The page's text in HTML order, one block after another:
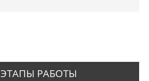
ЭТАПЫ РАБОТЫ